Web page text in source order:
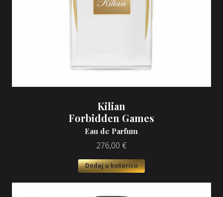
Kilian
Forbidden Games
Eau de Parfum
276,00 €
Dodaj u košaricu